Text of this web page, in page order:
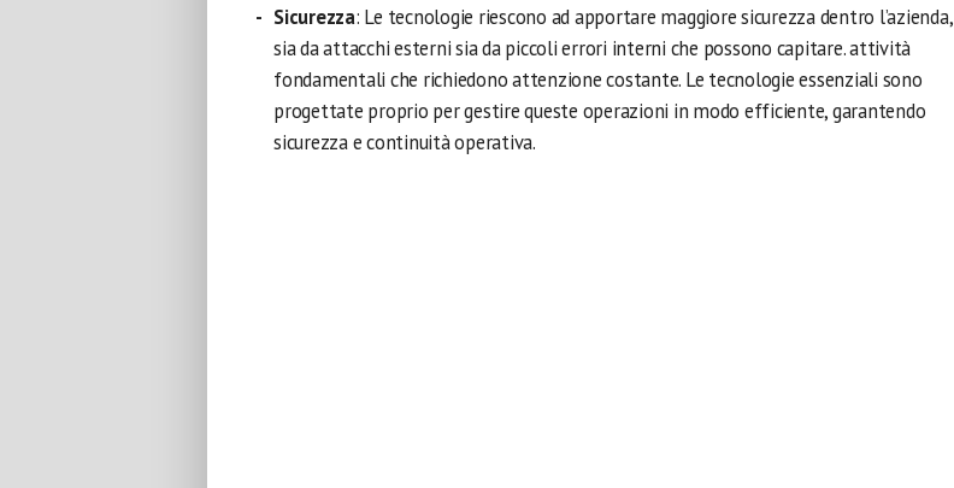
Sicurezza: Le tecnologie riescono ad apportare maggiore sicurezza dentro l’azienda,
sia da attacchi esterni sia da piccoli errori interni che possono capitare. attività
fondamentali che richiedono attenzione costante. Le tecnologie essenziali sono
progettate proprio per gestire queste operazioni in modo efficiente, garantendo
sicurezza e continuità operativa.